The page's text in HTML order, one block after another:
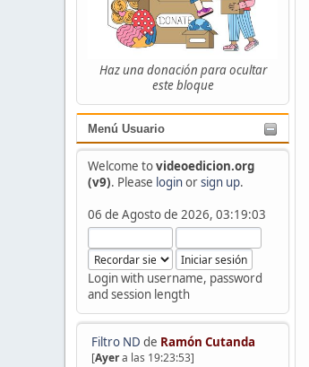
Haz una donación para ocultar
este bloque
Menú Usuario
Welcome tovideoedicion.org
(v9). Please loginorsign up.
06 de Agosto de 2026, 03:19:03
Login with username, password
and session length
Filtro ND de Ramón Cutanda
[Ayera las 19:23:53]